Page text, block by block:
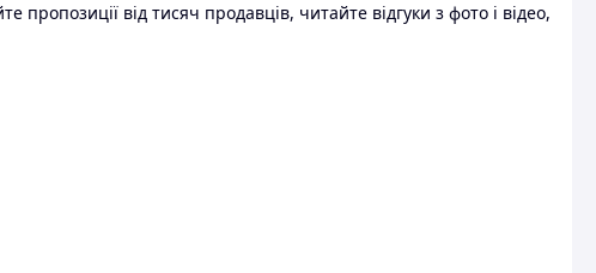
від тисяч продавців, читайте відгуки з фото і відео,